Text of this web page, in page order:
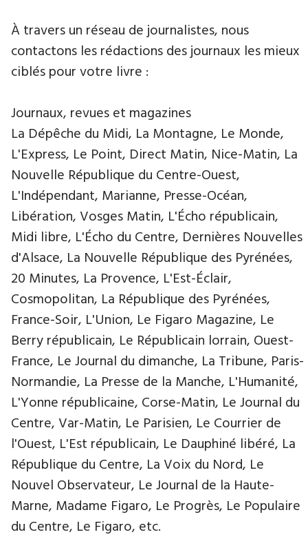
À travers un réseau de journalistes, nous
contactons les rédactions des journaux les mieux
ciblés pour votre livre :
Journaux, revues et magazines
La Dépêche du Midi, La Montagne, Le Monde,
L'Express, Le Point, Direct Matin, Nice-Matin, La
Nouvelle République du Centre-Ouest,
L'Indépendant, Marianne, Presse-Océan,
Libération, Vosges Matin, L'Écho républicain,
Midi libre, L'Écho du Centre, Dernières Nouvelles
d'Alsace, La Nouvelle République des Pyrénées,
20 Minutes, La Provence, L'Est-Éclair,
Cosmopolitan, La République des Pyrénées,
France-Soir, L'Union, Le Figaro Magazine, Le
Berry républicain, Le Républicain lorrain, Ouest-
France, Le Journal du dimanche, La Tribune, Paris-
Normandie, La Presse de la Manche, L'Humanité,
L'Yonne républicaine, Corse-Matin, Le Journal du
Centre, Var-Matin, Le Parisien, Le Courrier de
l'Ouest, L'Est républicain, Le Dauphiné libéré, La
République du Centre, La Voix du Nord, Le
Nouvel Observateur, Le Journal de la Haute-
Marne, Madame Figaro, Le Progrès, Le Populaire
du Centre, Le Figaro, etc.